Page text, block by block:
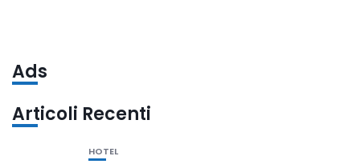
Ads
Articoli Recenti
HOTEL